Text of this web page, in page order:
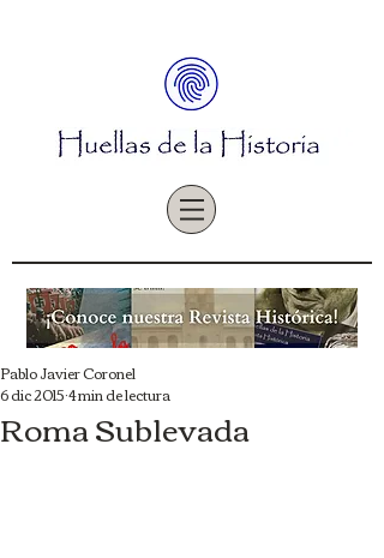
Roma Sublevada
Pablo Javier Coronel
6 dic 20154 min de lectura